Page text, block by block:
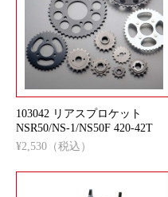
103042 リアスプロケット
NSR50/NS-1/NS50F 420-42T
¥2,530（税込）